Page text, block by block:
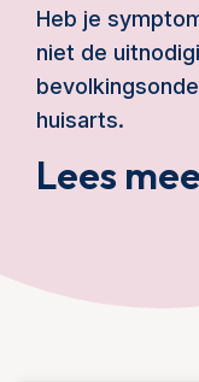
Heb je
niet de
huisarts.
Lees